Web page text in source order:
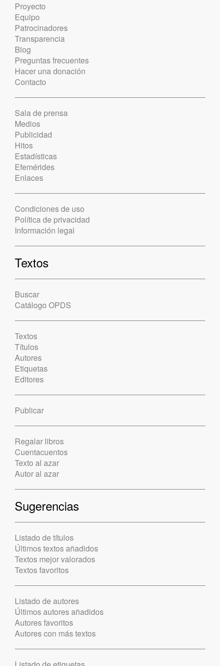
Proyecto
Equipo
Patrocinadores
Transparencia
Blog
Preguntas frecuentes
Hacer una donación
Contacto
Sala de prensa
Medios
Publicidad
Hitos
Estadísticas
Efemérides
Enlaces
Condiciones de uso
Política de privacidad
Información legal
Textos
Buscar
Catálogo OPDS
Textos
Títulos
Autores
Etiquetas
Editores
Publicar
Regalar libros
Cuentacuentos
Texto al azar
Autor al azar
Sugerencias
Listado de títulos
Últimos textos añadidos
Textos mejor valorados
Textos favoritos
Listado de autores
Últimos autores añadidos
Autores favoritos
Autores con más textos